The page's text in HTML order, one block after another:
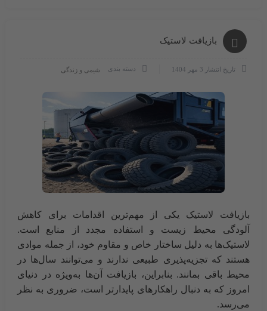
بازیافت لاستیک
تاریخ انتشار 3 مهر 1404 دسته بندی شیمی و زندگی
بازیافت لاستیک یکی از مهم‌ترین اقدامات برای کاهش
آلودگی محیط زیست و استفاده مجدد از منابع است.
لاستیک‌ها به دلیل ساختار خاص و مقاوم خود، از جمله موادی
هستند که تجزیه‌پذیری طبیعی ندارند و می‌توانند سال‌ها در
محیط باقی بمانند. بنابراین، بازیافت آن‌ها به‌ویژه در دنیای
امروز که به دنبال راهکارهای پایدارتر است، ضروری به نظر
می‌رسد.